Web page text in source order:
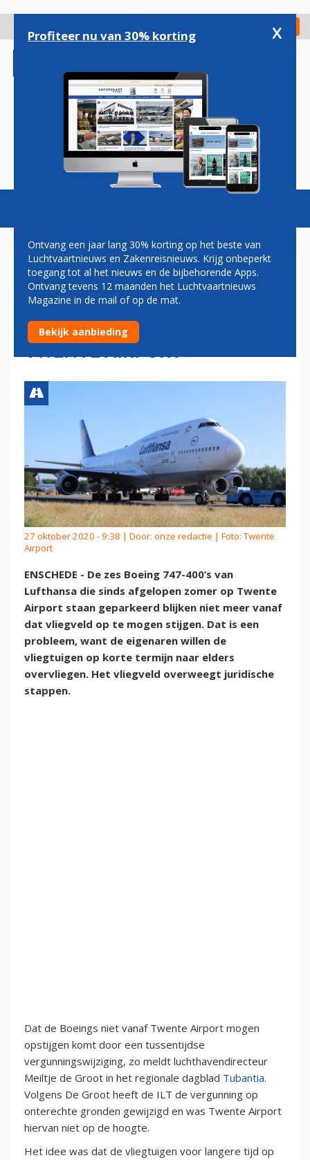
gaan
Check in
Magazine Podcasts Vacatures
BOEING 747'S VAN
LUFTHANSA MOGEN NIET
MEER VERTREKKEN VANAF
TWENTE AIRPORT
27 oktober 2020 - 9:38 | Door: onze redactie | Foto: Twente
Airport
ENSCHEDE - De zes Boeing 747-400’s van
Lufthansa die sinds afgelopen zomer op Twente
Airport staan geparkeerd blijken niet meer vanaf
dat vliegveld op te mogen stijgen. Dat is een
probleem, want de eigenaren willen de
vliegtuigen op korte termijn naar elders
overvliegen. Het vliegveld overweegt juridische
stappen.
Dat de Boeings niet vanaf Twente Airport mogen
opstijgen komt door een tussentijdse
vergunningswijziging, zo meldt luchthavendirecteur
Meiltje de Groot in het regionale dagblad Tubantia.
Volgens De Groot heeft de ILT de vergunning op
onterechte gronden gewijzigd en was Twente Airport
hiervan niet op de hoogte.
Het idee was dat de vliegtuigen voor langere tijd op
Profiteer nu van 30% korting x
Ontvang een jaar lang 30% korting op het beste van
Luchtvaartnieuws en Zakenreisnieuws. Krijg onbeperkt
toegang tot al het nieuws en de bijbehorende Apps.
Ontvang tevens 12 maanden het Luchtvaartnieuws
Magazine in de mail of op de mat.
Bekijk aanbieding